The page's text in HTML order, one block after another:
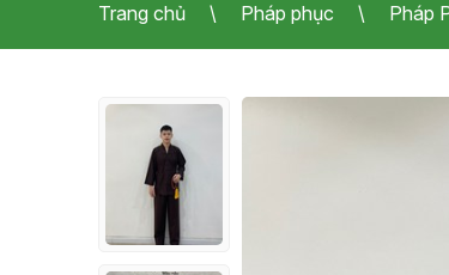
Trang chủ Pháp phục Pháp